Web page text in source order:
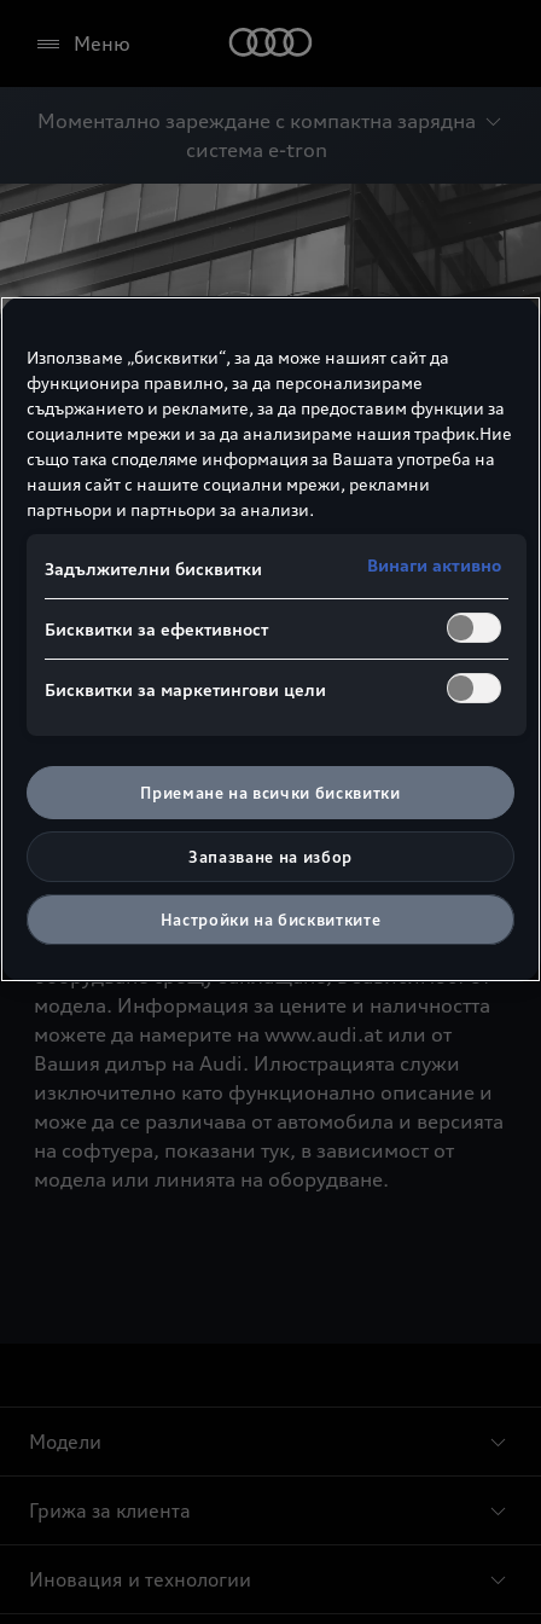
Меню
Моментално зареждане с компактна зарядна
система e-tron
Моментално
зареждане с
компактна зарядна
система e-tron
можете незабавно и лесно да започнете да
зареждате своя Audi e-tron. Можете да
промените капацитета на зареждане директно
на контролния блок.
Показаните тук функции и характеристики
могат да се предлагат като допълнително
оборудване срещу заплащане, в зависимост от
модела. Информация за цените и наличността
можете да намерите на www.audi.at или от
Вашия дилър на Audi. Илюстрацията служи
изключително като функционално описание и
може да се различава от автомобила и версията
на софтуера, показани тук, в зависимост от
модела или линията на оборудване.
Модели
Грижа за клиента
Иновация и технологии
Използваме „бисквитки“, за да може нашият сайт да
функционира правилно, за да персонализираме
съдържанието и рекламите, за да предоставим функции за
социалните мрежи и за да анализираме нашия трафик.Ние
също така споделяме информация за Вашата употреба на
нашия сайт с нашите социални мрежи, рекламни
партньори и партньори за анализи.
Задължителни бисквитки Винаги активно
Бисквитки за ефективност
Бисквитки за маркетингови цели
Приемане на всички бисквитки
Запазване на избор
Настройки на бисквитките